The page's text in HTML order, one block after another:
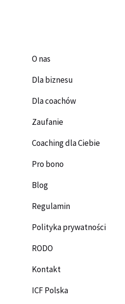
O nas
Dla biznesu
Dla coachów
Zaufanie
Coaching dla Ciebie
Pro bono
Blog
Regulamin
Polityka prywatności
RODO
Kontakt
ICF Polska